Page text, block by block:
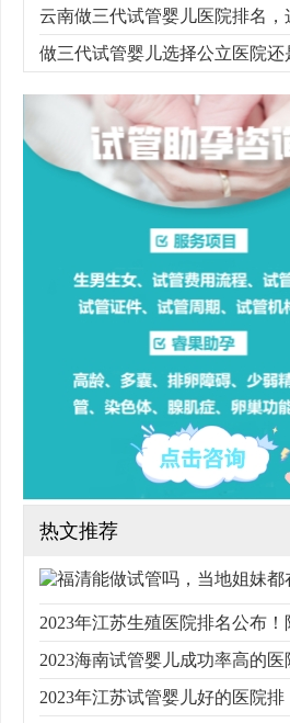
好？医院的收费情况如何？
云南做三代试管婴儿医院排名，
三家医院都可以
做三代试管婴儿选择公立医院还
热文推荐
2023年江苏生殖医院排名公布！
费用及成功率参考
2023海南试管婴儿成功率高的医
有哪些？
2023年江苏试管婴儿好的医院排